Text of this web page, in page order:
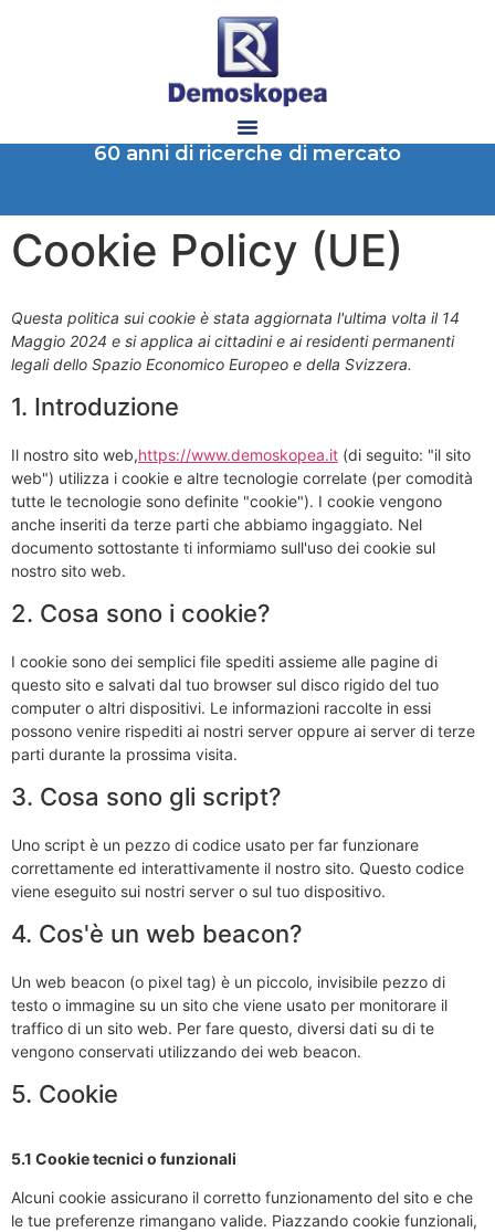
60 anni di ricerche di mercato
Cookie Policy (UE)
Questa politica sui cookie è stata aggiornata l'ultima volta il 14
Maggio 2024 e si applica ai cittadini e ai residenti permanenti
legali dello Spazio Economico Europeo e della Svizzera.
1. Introduzione
Il nostro sito web,https://www.demoskopea.it (di seguito: "il sito
web") utilizza i cookie e altre tecnologie correlate (per comodità
tutte le tecnologie sono definite "cookie"). I cookie vengono
anche inseriti da terze parti che abbiamo ingaggiato. Nel
documento sottostante ti informiamo sull'uso dei cookie sul
nostro sito web.
2. Cosa sono i cookie?
I cookie sono dei semplici file spediti assieme alle pagine di
questo sito e salvati dal tuo browser sul disco rigido del tuo
computer o altri dispositivi. Le informazioni raccolte in essi
possono venire rispediti ai nostri server oppure ai server di terze
parti durante la prossima visita.
3. Cosa sono gli script?
Uno script è un pezzo di codice usato per far funzionare
correttamente ed interattivamente il nostro sito. Questo codice
viene eseguito sui nostri server o sul tuo dispositivo.
4. Cos'è un web beacon?
Un web beacon (o pixel tag) è un piccolo, invisibile pezzo di
testo o immagine su un sito che viene usato per monitorare il
traffico di un sito web. Per fare questo, diversi dati su di te
vengono conservati utilizzando dei web beacon.
5. Cookie
5.1 Cookie tecnici o funzionali
Alcuni cookie assicurano il corretto funzionamento del sito e che
le tue preferenze rimangano valide. Piazzando cookie funzionali,